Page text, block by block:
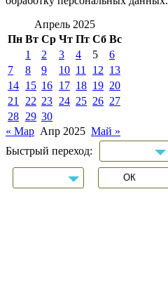
Апрель 2025
Пн Вт Ср Чт Пт Сб Вс
1
2 3 4 5
6
7
8 9 10 11 12 13
14 15 16 17 18 19 20
21
22 23 24 25 26 27
28 29 30
« Мар Апр 2025 Май »
Быстрый переход: